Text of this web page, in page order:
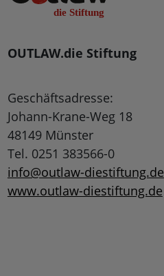
OUTLAW.die Stiftung
Geschäftsadresse:
Johann-Krane-Weg 18
48149 Münster
Tel. 0251 383566-0
info@outlaw-diestiftung.de
www.outlaw-diestiftung.de